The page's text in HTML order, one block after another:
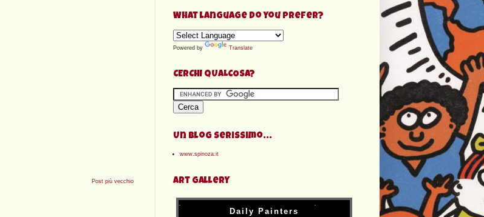
Post più vecchio
What language do you prefer?
Powered by Translate
CERCHI QUALCOSA?
Un Blog serissimo...
www.spinoza.it
Art Gallery
Daily Painters